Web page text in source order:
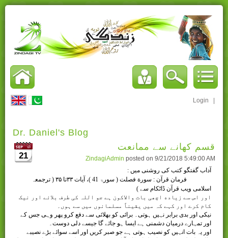
Login
Dr. Daniel's Blog
21
قسم کھانے سے ممانعت
ZindagiAdmin posted on 9/21/2018 5:49:00 AM
آداب گفتگو کتب کی روشنی میں :
فرمان قرآن : سورة فصلت ( سورۃ 41 )، آيات ۳۳تا ۳۵ ( ترجمعہ
اسلامی ويب قرآن ڈاٹکام سے )
اور اس سے زیاده اچھی بات واﻻکون ہے جو اللہ کی طرف بلائے اور نیک
کام کرے اور کہے کہ میں یقیناً مسلمانوں میں سے ہوں۔
نیکی اور بدی برابر نہیں ہوتی۔ برائی کو بھلائی سے دفع کرو پھر وہی جس کے
اور تمہارے درمیان دشمنی ہے ایسا ہو جائے گا جیسے دلی دوست۔
اور یہ بات انہیں کو نصیب ہوتی ہے جو صبر کریں اور اسے سوائے بڑے نصیبے